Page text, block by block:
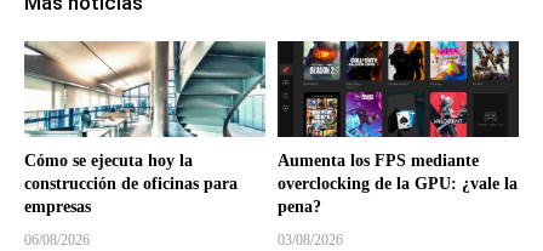
Cómo se ejecuta hoy la
construcción de oficinas para
empresas
06/08/2026
Aumenta los FPS mediante
overclocking de la GPU: ¿vale la
pena?
03/08/2026